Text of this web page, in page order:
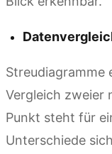
Streudiagramme
Vergleich zweier
Punkt steht für
Unterschiede